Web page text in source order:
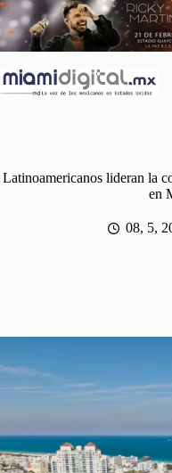
Saltar
al
contenido
Latinoamericanos lideran la
en
08, 5,